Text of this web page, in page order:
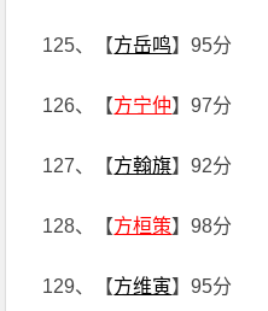
125、【方岳鸣】95分
126、【方宁仲】97分
127、【方翰旗】92分
128、【方桓策】98分
129、【方维寅】95分